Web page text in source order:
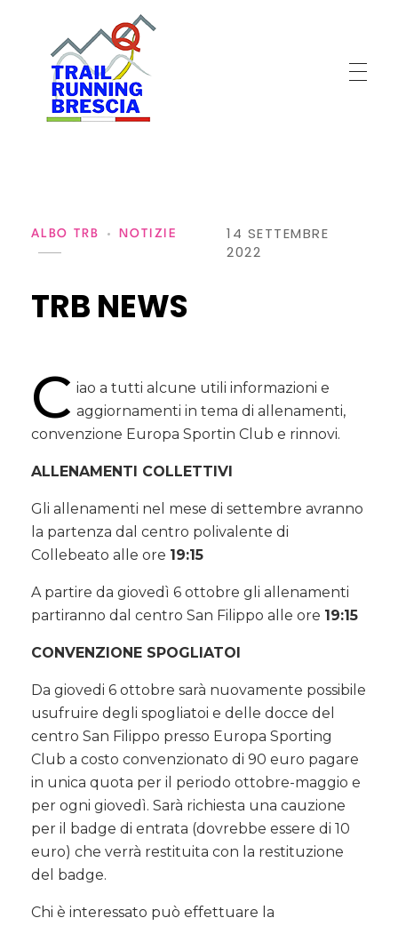
TRB NEWS
14 SETTEMBRE
2022
ALBO TRB NOTIZIE
C iao a tutti alcune utili informazioni e
aggiornamenti in tema di allenamenti,
convenzione Europa Sportin Club e rinnovi.
ALLENAMENTI COLLETTIVI
Gli allenamenti nel mese di settembre avranno
la partenza dal centro polivalente di
Collebeato alle ore 19:15
A partire da giovedì 6 ottobre gli allenamenti
partiranno dal centro San Filippo alle ore 19:15
CONVENZIONE SPOGLIATOI
Da giovedi 6 ottobre sarà nuovamente possibile
usufruire degli spogliatoi e delle docce del
centro San Filippo presso Europa Sporting
Club a costo convenzionato di 90 euro pagare
in unica quota per il periodo ottobre-maggio e
per ogni giovedì. Sarà richiesta una cauzione
per il badge di entrata (dovrebbe essere di 10
euro) che verrà restituita con la restituzione
del badge.
Chi è interessato può effettuare la